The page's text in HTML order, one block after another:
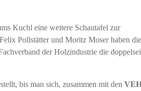
Kuchl eine weitere Schautafel zur
Pollstätter und Moritz Moser haben
der Holzindustrie die
bis man sich, zusammen mit den